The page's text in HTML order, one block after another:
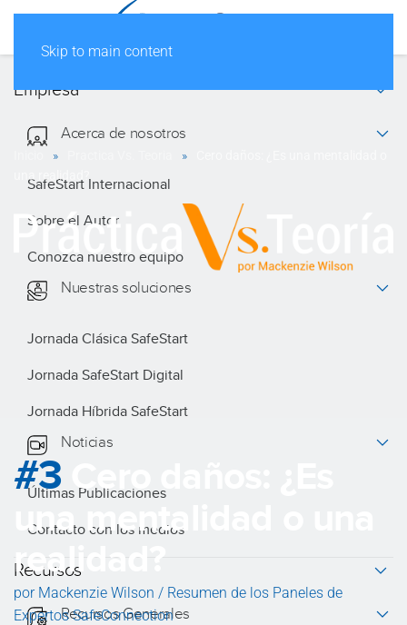
Skip to main content
Empresa
Acerca de nosotros
SafeStart Internacional
Sobre el Autor
Conozca nuestro equipo
Nuestras soluciones
Jornada Clásica SafeStart
Jornada SafeStart Digital
Jornada Híbrida SafeStart
Noticias
Últimas Publicaciones
Contacto con los medios
Recursos
Recursos Generales
una realidad?
#3Cero daños: ¿Es
una mentalidad o una
realidad?
por Mackenzie Wilson / Resumen de los Paneles de
Expertos SafeConnection